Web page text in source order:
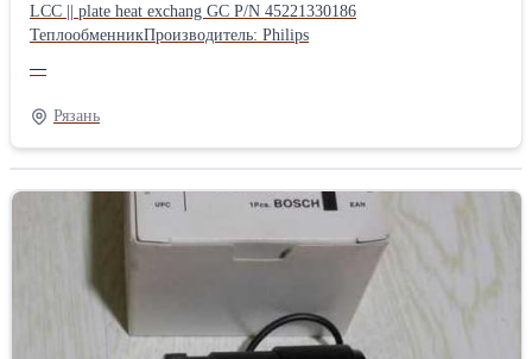
LCC || plate heat exchang GC P/N 45221330186
ТеплообменникПроизводитель: Philips
—
Рязань